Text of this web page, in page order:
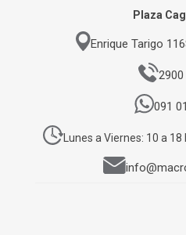
Plaza
Enrique Tarigo
2900
091
Lunes a Viernes: 10 a